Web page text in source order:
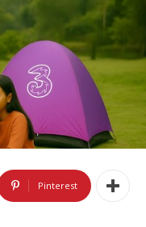
Pinterest